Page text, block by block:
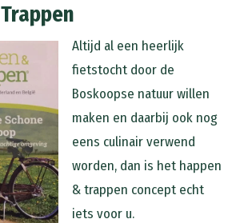
Altijd al een heerlijk
fietstocht door de
Boskoopse natuur willen
maken en daarbij ook nog
eens culinair verwend
worden, dan is het happen
& trappen concept echt
iets voor u.